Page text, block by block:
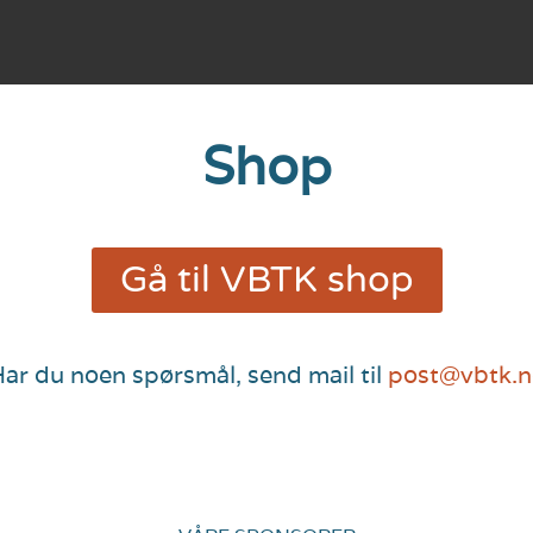
Shop
Gå til VBTK shop
du noen spørsmål, send mail til